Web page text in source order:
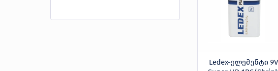
ელემენტი
Ledex-ელემენტი 9V